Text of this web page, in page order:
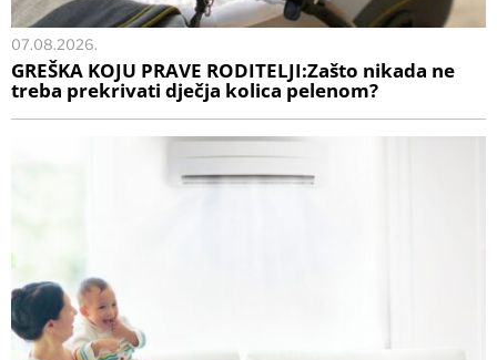
07.08.2026.
GREŠKA KOJU PRAVE RODITELJI:Zašto nikada ne
treba prekrivati dječja kolica pelenom?